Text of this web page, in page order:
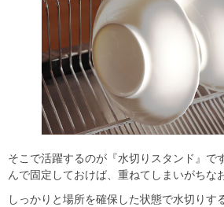
そこで活躍するのが『水切りスタンド』で
んで固定しておけば、重ねてしまいがちな
しっかりと場所を確保した状態で水切りす